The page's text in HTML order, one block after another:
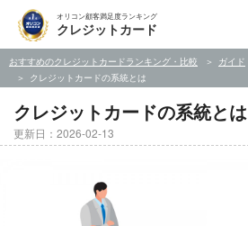
オリコン顧客満足度ランキング
クレジットカード
おすすめのクレジットカードランキング・比較 ガイド
クレジットカードの系統とは
クレジットカードの系統とは
更新日：2026-02-13